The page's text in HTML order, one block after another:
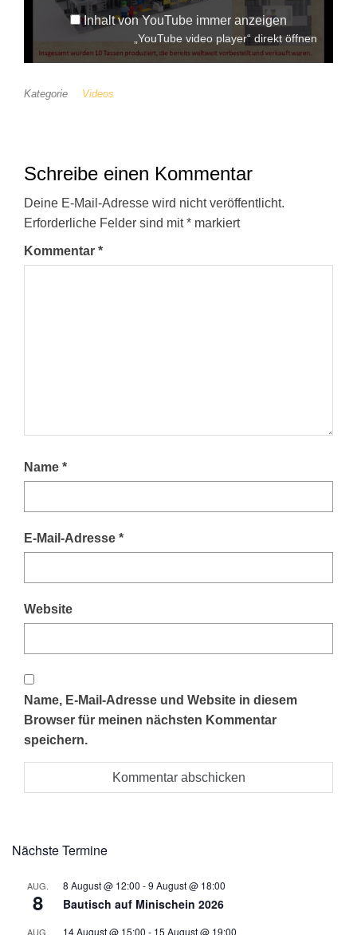
Inhalt von YouTube immer anzeigen
„YouTube video player“ direkt öffnen
Kategorie Videos
Schreibe einen Kommentar
Deine E-Mail-Adresse wird nicht veröffentlicht.
Erforderliche Felder sind mit* markiert
Kommentar *
Name *
E-Mail-Adresse *
Website
Name, E-Mail-Adresse und Website in diesem
Browser für meinen nächsten Kommentar
speichern.
Nächste Termine
AUG.
8
8 August @ 12:00 -9 August @ 18:00
Bautisch auf Minischein 2026
AUG. 14 August @ 15:00 - 15 August @ 19:00